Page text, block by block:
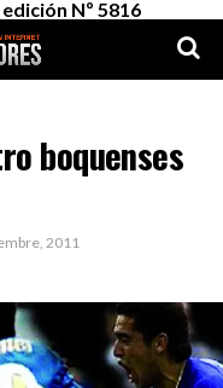
Nº 5816
boquenses
2011